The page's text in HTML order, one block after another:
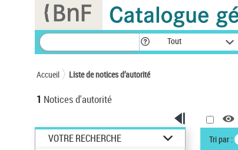
Tout
Accueil Liste de notices d’autorité
1 Notices d'autorité
VOTRE RECHERCHE
Tri par :
Panneau de gestion des cookies